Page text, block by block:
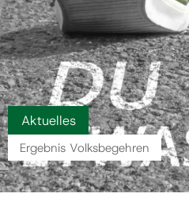
Ihr Anliegen
Veranstaltungen
Jobs
Politik
Aktuelles
Ergebnis Volksbegehren